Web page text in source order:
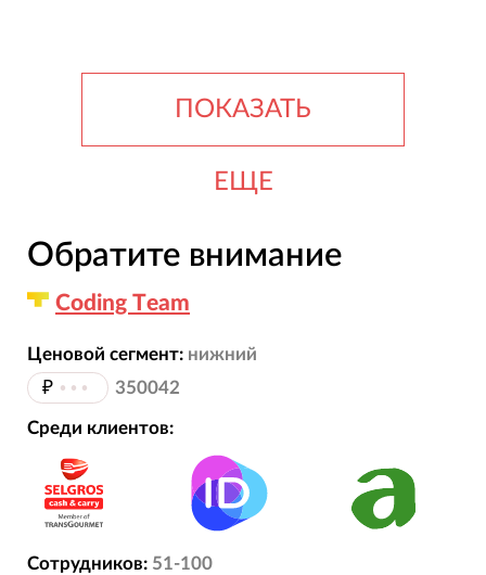
ПОКАЗАТЬ
ЕЩЕ
Обратите внимание
Сoding Тeam
Ценовой сегмент: нижний
₽ ••• 350042
Среди клиентов:
Сотрудников: 51-100